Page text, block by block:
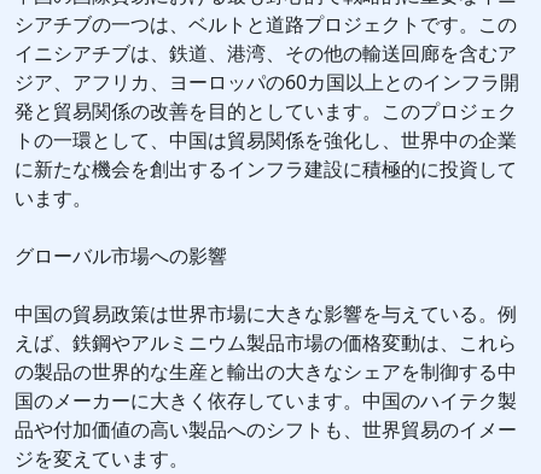
シアチブの一つは、ベルトと道路プロジェクトです。この
イニシアチブは、鉄道、港湾、その他の輸送回廊を含むア
ジア、アフリカ、ヨーロッパの60カ国以上とのインフラ開
発と貿易関係の改善を目的としています。このプロジェク
トの一環として、中国は貿易関係を強化し、世界中の企業
に新たな機会を創出するインフラ建設に積極的に投資して
います。
グローバル市場への影響
中国の貿易政策は世界市場に大きな影響を与えている。例
えば、鉄鋼やアルミニウム製品市場の価格変動は、これら
の製品の世界的な生産と輸出の大きなシェアを制御する中
国のメーカーに大きく依存しています。中国のハイテク製
品や付加価値の高い製品へのシフトも、世界貿易のイメー
ジを変えています。